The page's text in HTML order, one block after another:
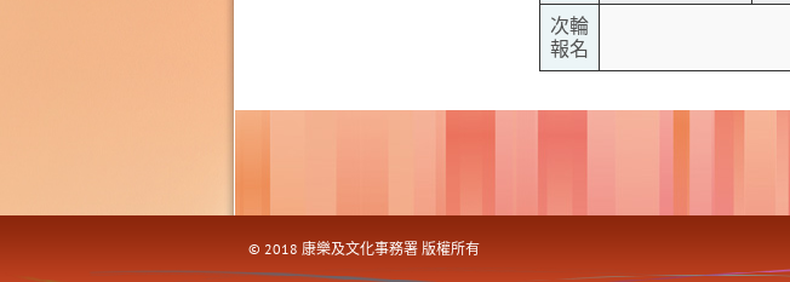
次輪
報名
© 2018 康樂及文化事務署 版權所有